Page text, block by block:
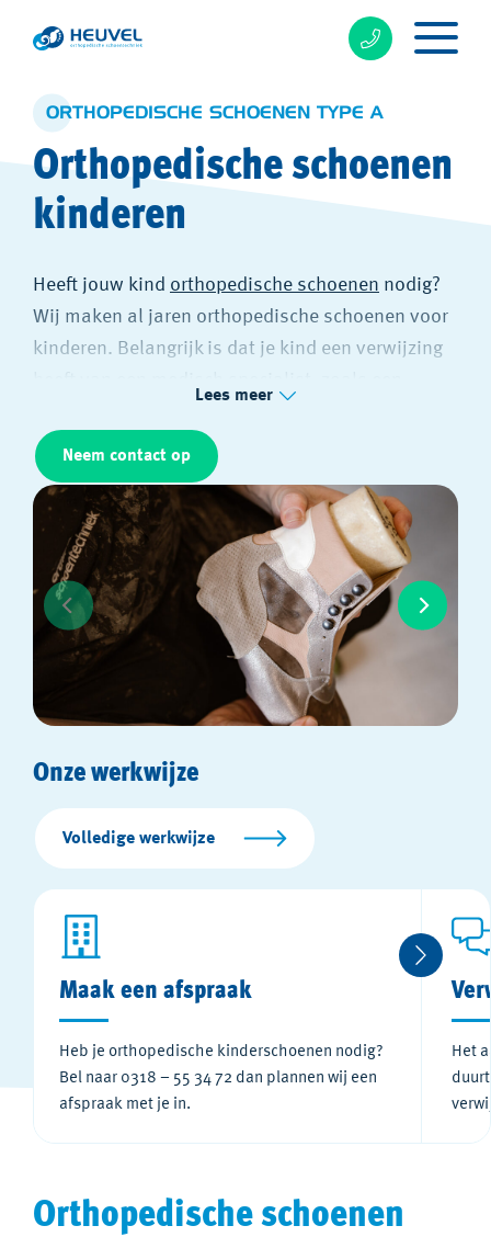
ORTHOPEDISCHE SCHOENEN TYPE A
Orthopedische schoenen
kinderen
Heeft jouw kind orthopedische schoenen nodig?
Wij maken al jaren orthopedische schoenen voor
kinderen. Belangrijk is dat je kind een verwijzing
reumatoloog.
Alleen dan kom je in aanmerking voor
orthopedische kinderschoenen en kunnen we
ervoor zorgen dat het loopcomfort van je kind
vergroot.
Lees meer
Neem contact op
Onze werkwijze
Volledige werkwijze
Maak een afspraak
Heb je orthopedische kinderschoenen nodig?
Bel naar 0318 – 55 34 72 dan plannen wij een
afspraak met je in.
Het
Orthopedische schoenen